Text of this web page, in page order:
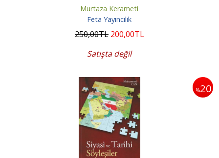
Murtaza Kerameti
Feta Yayıncılık
250,00TL 200,00TL
Satışta değil
%20